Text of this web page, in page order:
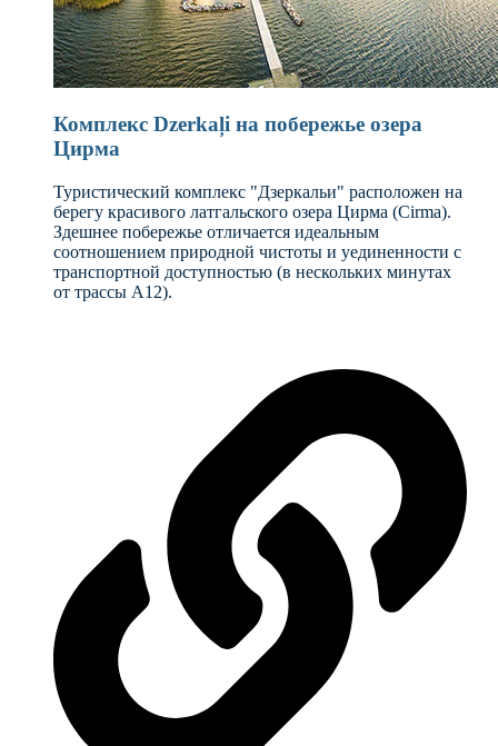
Комплекс Dzerkaļi на побережье озера
Цирма
Туристический комплекс "Дзеркальи" расположен на
берегу красивого латгальского озера Цирма (Cirma).
Здешнее побережье отличается идеальным
соотношением природной чистоты и уединенности с
транспортной доступностью (в нескольких минутах
от трассы A12).